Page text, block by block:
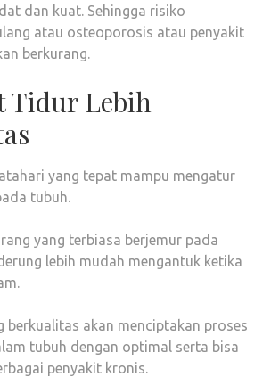
dan kuat. Sehingga risiko
atau osteoporosis atau penyakit
berkurang.
Tidur Lebih
yang tepat mampu mengatur
tubuh.
yang terbiasa berjemur pada
lebih mudah mengantuk ketika
berkualitas akan menciptakan proses
tubuh dengan optimal serta bisa
penyakit kronis.